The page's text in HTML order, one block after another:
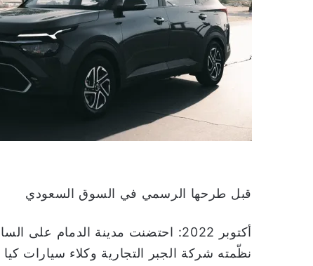
ر
و
ا
قبل طرحها الرسمي في السوق السعودي
أكتوبر 2022: احتضنت مدينة الدمام
نظّمته شركة الجبر التجارية وكلاء سيارات